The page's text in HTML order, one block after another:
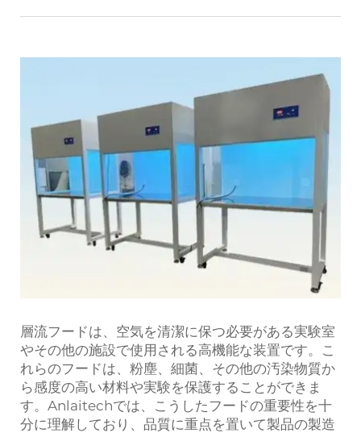
層流フードは、空気を清潔に保つ必要がある実験室
やその他の施設で使用される高機能な装置です。こ
れらのフードは、粉塵、細菌、その他の汚染物質か
ら感度の高い材料や実験を保護することができま
す。Anlaitechでは、こうしたフードの重要性を十
分に理解しており、品質に重点を置いて製品の製造